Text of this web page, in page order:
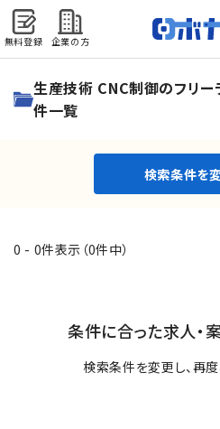
無料登録 企業の方
検索条件を
生産技術 CNC制御のフリー
件一覧
検索条件を
0 - 0件表示（0件中）
条件に合った求人・
検索条件を変更し、再度